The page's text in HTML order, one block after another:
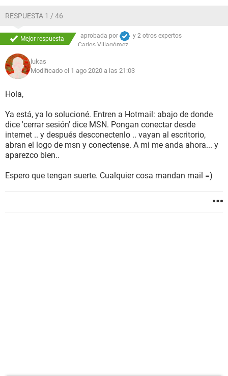
RESPUESTA 1 / 46
Mejor respuesta
aprobada por
Carlos Villagómez
y 2 otros expertos
lukas
Modificado el 1 ago 2020 a las 21:03
Hola,
Ya está, ya lo solucioné. Entren a Hotmail: abajo de donde
dice 'cerrar sesión' dice MSN. Pongan conectar desde
internet .. y después desconectenlo .. vayan al escritorio,
abran el logo de msn y conectense. A mi me anda ahora... y
aparezco bien..
Espero que tengan suerte. Cualquier cosa mandan mail =)